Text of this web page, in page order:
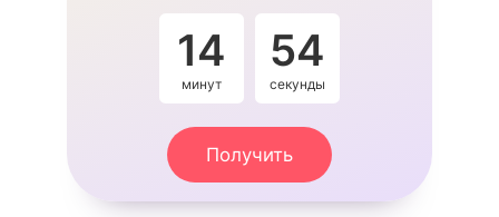
14
минут
53
секунды
Получить